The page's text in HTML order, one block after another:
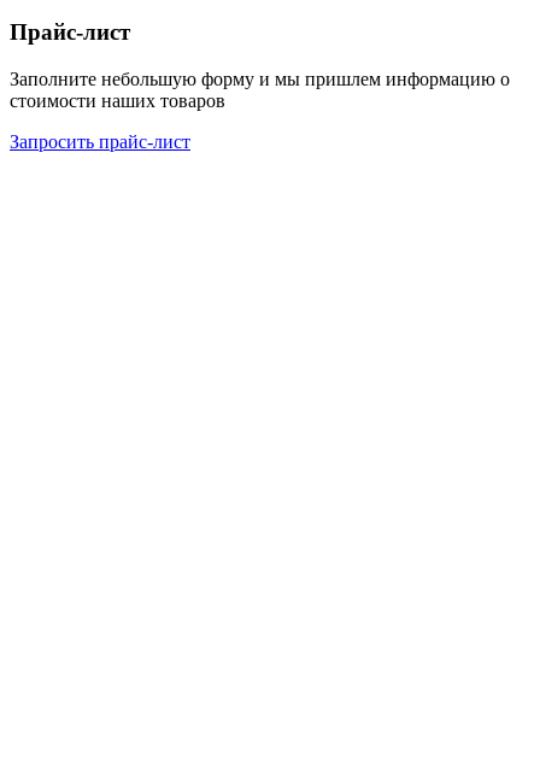
Прайс-лист
Заполните небольшую форму и мы пришлем информацию о
стоимости наших товаров
Запросить прайс-лист